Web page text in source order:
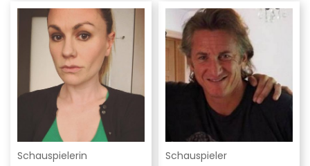
Schauspielerin Schauspieler